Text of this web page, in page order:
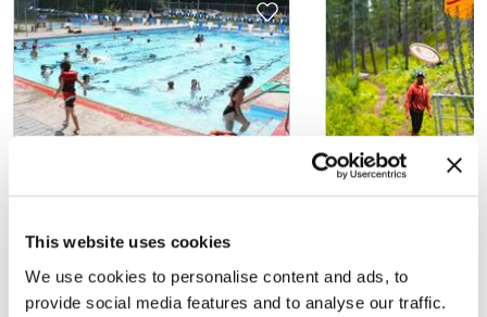
This website uses cookies
We use cookies to personalise content and ads, to
provide social media features and to analyse our traffic.
MEMORIAL